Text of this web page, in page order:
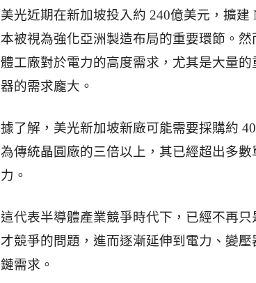
美光近期在新加坡投入約 240億美元，擴
本被視為強化亞洲製造布局的重要環節。
體工廠對於電力的高度需求，尤其是大量
器的需求龐大。
據了解，美光新加坡新廠可能需要採購約
為傳統晶圓廠的三倍以上，其已經超出多
力。
這代表半導體產業競爭時代下，已經不再
才競爭的問題，進而逐漸延伸到電力、變
鏈需求。